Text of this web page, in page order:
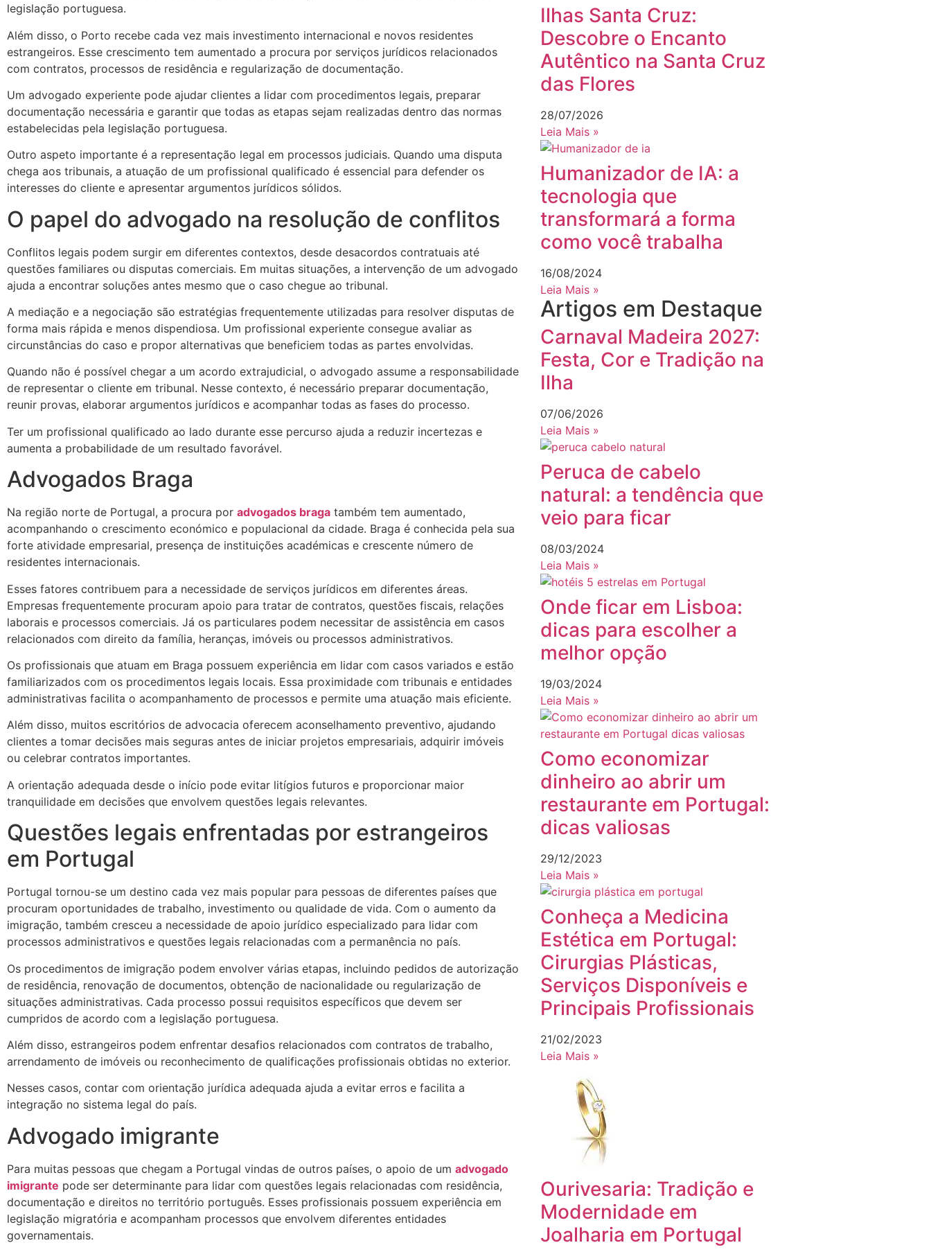
legislação portuguesa.
Além disso, o Porto recebe cada vez mais investimento internacional e novos residentes
estrangeiros. Esse crescimento tem aumentado a procura por serviços jurídicos relacionados
com contratos, processos de residência e regularização de documentação.
Um advogado experiente pode ajudar clientes a lidar com procedimentos legais, preparar
documentação necessária e garantir que todas as etapas sejam realizadas dentro das normas
estabelecidas pela legislação portuguesa.
Outro aspeto importante é a representação legal em processos judiciais. Quando uma disputa
chega aos tribunais, a atuação de um profissional qualificado é essencial para defender os
interesses do cliente e apresentar argumentos jurídicos sólidos.
O papel do advogado na resolução de conflitos
Conflitos legais podem surgir em diferentes contextos, desde desacordos contratuais até
questões familiares ou disputas comerciais. Em muitas situações, a intervenção de um advogado
ajuda a encontrar soluções antes mesmo que o caso chegue ao tribunal.
A mediação e a negociação são estratégias frequentemente utilizadas para resolver disputas de
forma mais rápida e menos dispendiosa. Um profissional experiente consegue avaliar as
circunstâncias do caso e propor alternativas que beneficiem todas as partes envolvidas.
Quando não é possível chegar a um acordo extrajudicial, o advogado assume a responsabilidade
de representar o cliente em tribunal. Nesse contexto, é necessário preparar documentação,
reunir provas, elaborar argumentos jurídicos e acompanhar todas as fases do processo.
Ter um profissional qualificado ao lado durante esse percurso ajuda a reduzir incertezas e
aumenta a probabilidade de um resultado favorável.
Advogados Braga
Na região norte de Portugal, a procura por advogados braga também tem aumentado,
acompanhando o crescimento económico e populacional da cidade. Braga é conhecida pela sua
forte atividade empresarial, presença de instituições académicas e crescente número de
residentes internacionais.
Esses fatores contribuem para a necessidade de serviços jurídicos em diferentes áreas.
Empresas frequentemente procuram apoio para tratar de contratos, questões fiscais, relações
laborais e processos comerciais. Já os particulares podem necessitar de assistência em casos
relacionados com direito da família, heranças, imóveis ou processos administrativos.
Os profissionais que atuam em Braga possuem experiência em lidar com casos variados e estão
familiarizados com os procedimentos legais locais. Essa proximidade com tribunais e entidades
administrativas facilita o acompanhamento de processos e permite uma atuação mais eficiente.
Além disso, muitos escritórios de advocacia oferecem aconselhamento preventivo, ajudando
clientes a tomar decisões mais seguras antes de iniciar projetos empresariais, adquirir imóveis
ou celebrar contratos importantes.
A orientação adequada desde o início pode evitar litígios futuros e proporcionar maior
tranquilidade em decisões que envolvem questões legais relevantes.
Questões legais enfrentadas por estrangeiros
em Portugal
Portugal tornou-se um destino cada vez mais popular para pessoas de diferentes países que
procuram oportunidades de trabalho, investimento ou qualidade de vida. Com o aumento da
imigração, também cresceu a necessidade de apoio jurídico especializado para lidar com
processos administrativos e questões legais relacionadas com a permanência no país.
Os procedimentos de imigração podem envolver várias etapas, incluindo pedidos de autorização
de residência, renovação de documentos, obtenção de nacionalidade ou regularização de
situações administrativas. Cada processo possui requisitos específicos que devem ser
cumpridos de acordo com a legislação portuguesa.
Além disso, estrangeiros podem enfrentar desafios relacionados com contratos de trabalho,
arrendamento de imóveis ou reconhecimento de qualificações profissionais obtidas no exterior.
Nesses casos, contar com orientação jurídica adequada ajuda a evitar erros e facilita a
integração no sistema legal do país.
Advogado imigrante
Para muitas pessoas que chegam a Portugal vindas de outros países, o apoio de um advogado
imigrante pode ser determinante para lidar com questões legais relacionadas com residência,
documentação e direitos no território português. Esses profissionais possuem experiência em
legislação migratória e acompanham processos que envolvem diferentes entidades
governamentais.
Ilhas Santa Cruz:
Descobre o Encanto
Autêntico na Santa Cruz
das Flores
28/07/2026
Leia Mais »
Humanizador de IA: a
tecnologia que
transformará a forma
como você trabalha
16/08/2024
Leia Mais »
Artigos em Destaque
Carnaval Madeira 2027:
Festa, Cor e Tradição na
Ilha
07/06/2026
Leia Mais »
Peruca de cabelo
natural: a tendência que
veio para ficar
08/03/2024
Leia Mais »
Onde ficar em Lisboa:
dicas para escolher a
melhor opção
19/03/2024
Leia Mais »
Como economizar
dinheiro ao abrir um
restaurante em Portugal:
dicas valiosas
29/12/2023
Leia Mais »
Conheça a Medicina
Estética em Portugal:
Cirurgias Plásticas,
Serviços Disponíveis e
Principais Profissionais
21/02/2023
Leia Mais »
Ourivesaria: Tradição e
Modernidade em
Joalharia em Portugal